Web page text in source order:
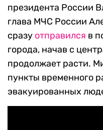
президента России
глава МЧС России
сразу отправился в
города, начав с
продолжает расти.
пункты временного
эвакуированных